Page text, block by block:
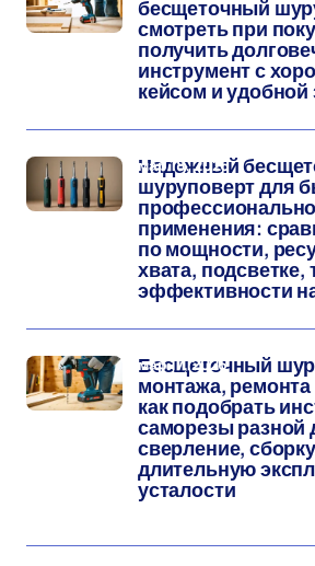
бесщеточный
смотреть при
получить
инструмент с
кейсом и удобной
Надежный
шуруповерт для
применения:
по мощности,
хвата, подсветке,
эффективности
мар 18, 2026
Бесщеточный
монтажа, ремонта
как подобрать
саморезы разной
сверление,
длительную
усталости
мар 17, 2026